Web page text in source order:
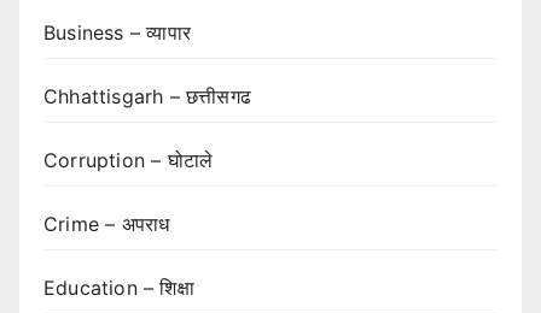
Business – व्यापार
Chhattisgarh – छत्तीसगढ
Corruption – घोटाले
Crime – अपराध
Education – शिक्षा